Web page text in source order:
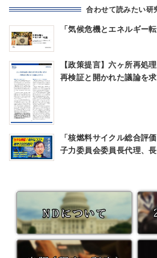
合わせて読みたい研
「気候危機とエネルギー
【政策提言】六ヶ所再処
再検証と開かれた議論を求
「核燃料サイクル総合評
子力委員会委員長代理、長